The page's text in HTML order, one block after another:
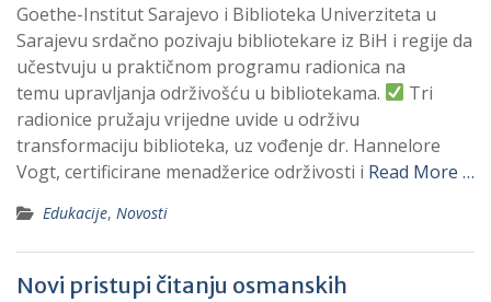
Goethe-Institut Sarajevo i Biblioteka Univerziteta u
Sarajevu srdačno pozivaju bibliotekare iz BiH i regije da
učestvuju u praktičnom programu radionica na
temu upravljanja održivošću u bibliotekama.
Tri
radionice pružaju vrijedne uvide u održivu
transformaciju biblioteka, uz vođenje dr. Hannelore
Vogt, certificirane menadžerice održivosti i Read More …
Edukacije, Novosti
Novi pristupi čitanju osmanskih